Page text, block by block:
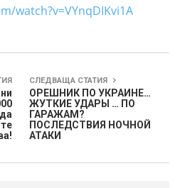
watch?v=VYnqDIKvi1A
СЛЕДВАЩА СТАТИЯ
ОРЕШНИК ПО УКРАИНЕ…
ЖУТКИЕ УДАРЫ … ПО
ГАРАЖАМ?
ПОСЛЕДСТВИЯ НОЧНОЙ
АТАКИ